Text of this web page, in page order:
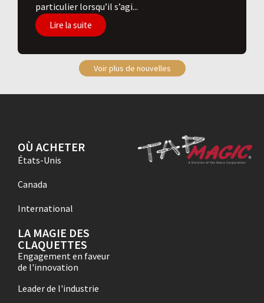
particulier lorsqu’il s’agi...
Lire la suite
Voir plus de nouvelles
OÙ ACHETER
États-Unis
Canada
International
LA MAGIE DES
CLAQUETTES
Engagement en faveur
de l'innovation
Leader de l'industrie